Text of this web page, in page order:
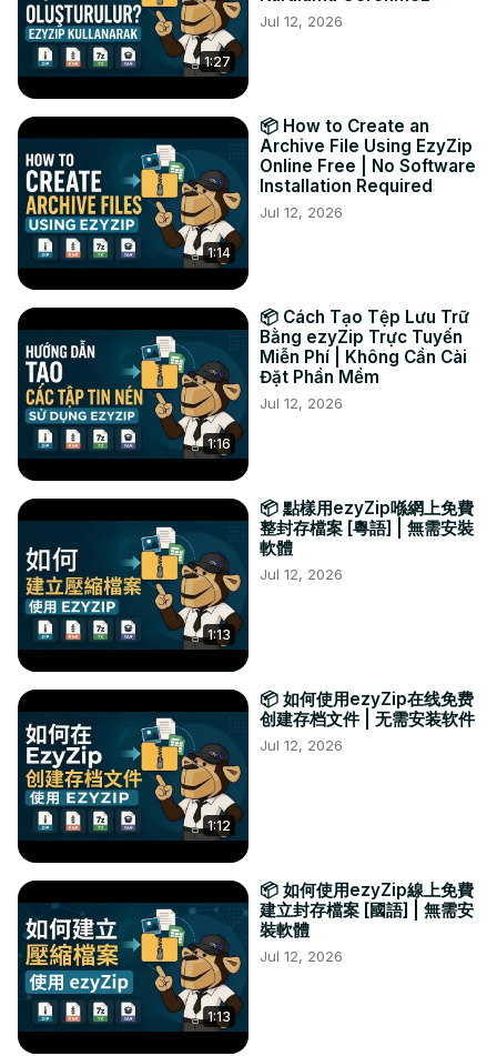
#miditomp4 #conversioneaudio #convertitoreMP4
#strumentionline #convertitoreaudiogratuito #ezyzip
Contattaci:
Twitter: https://twitter.com/ezyzip
Facebook: https://www.facebook.com/ezyzip/
LinkedIn: https://www.linkedin.com/showcase/ezyzip/
Pinterest: https://www.pinterest.com.au/ezyzip
1:27
Jul 12, 2026
1:14
📦 How to Create an
Archive File Using EzyZip
Online Free | No Software
Installation Required
Jul 12, 2026
1:16
📦 Cách Tạo Tệp Lưu Trữ
Bằng ezyZip Trực Tuyến
Miễn Phí | Không Cần Cài
Đặt Phần Mềm
Jul 12, 2026
1:13
📦 點樣用ezyZip喺網上免費
整封存檔案 [粵語] | 無需安裝
軟體
Jul 12, 2026
1:12
📦 如何使用ezyZip在线免费
创建存档文件 | 无需安装软件
Jul 12, 2026
1:13
📦 如何使用ezyZip線上免費
建立封存檔案 [國語] | 無需安
裝軟體
Jul 12, 2026